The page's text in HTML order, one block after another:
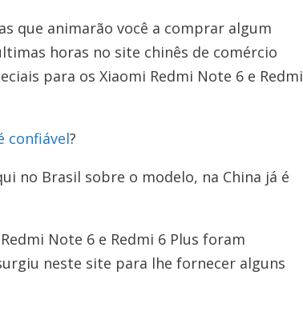
que animarão você a comprar algum
horas no site chinês de comércio
para os Xiaomi Redmi Note 6 e Redmi
confiável?
no Brasil sobre o modelo, na China já é
Note 6 e Redmi 6 Plus foram
neste site para lhe fornecer alguns